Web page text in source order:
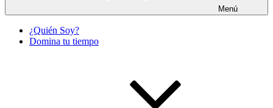
Menú
¿Quién Soy?
Domina tu tiempo